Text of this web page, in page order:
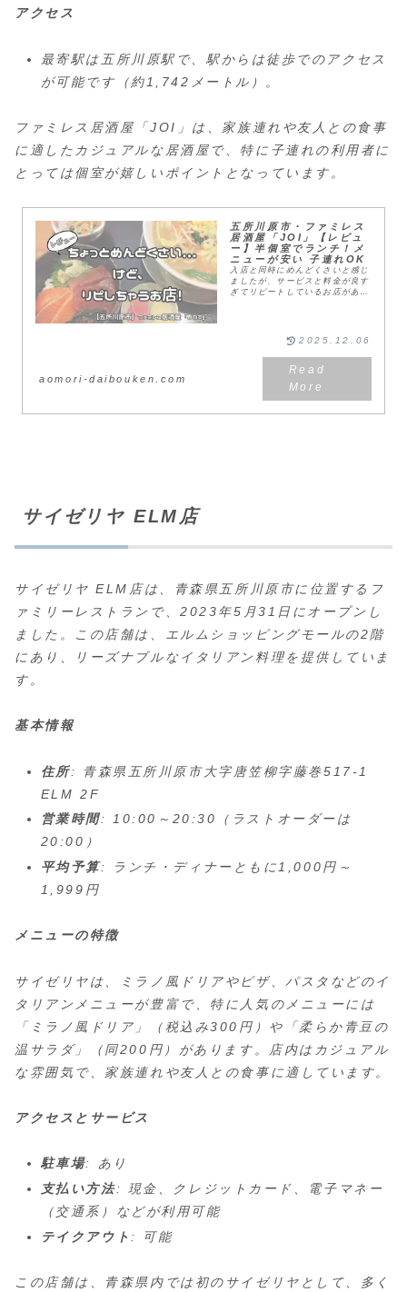
アクセス
最寄駅は五所川原駅で、駅からは徒歩でのアクセス
が可能です（約1,742メートル）。
ファミレス居酒屋「JOI」は、家族連れや友人との食事
に適したカジュアルな居酒屋で、特に子連れの利用者に
とっては個室が嬉しいポイントとなっています。
五所川原市・ファミレス
居酒屋「JOI」【レビュ
ー】半個室でランチ！メ
ニューが安い 子連れOK
入店と同時にめんどくさいと感じ
ましたが、サービスと料金が良す
ぎてリピートしているお店があり
た部分はのちほど紹介し...
aomori-daibouken.com
2025.12.06
サイゼリヤ ELM店
サイゼリヤ ELM店は、青森県五所川原市に位置するフ
ァミリーレストランで、2023年5月31日にオープンし
ました。この店舗は、エルムショッピングモールの2階
にあり、リーズナブルなイタリアン料理を提供していま
す。
基本情報
住所: 青森県五所川原市大字唐笠柳字藤巻517-1
ELM 2F
営業時間: 10:00～20:30（ラストオーダーは
20:00）
平均予算: ランチ・ディナーともに1,000円～
1,999円
メニューの特徴
サイゼリヤは、ミラノ風ドリアやピザ、パスタなどのイ
タリアンメニューが豊富で、特に人気のメニューには
「ミラノ風ドリア」（税込み300円）や「柔らか青豆の
温サラダ」（同200円）があります。店内はカジュアル
な雰囲気で、家族連れや友人との食事に適しています。
アクセスとサービス
駐車場: あり
支払い方法: 現金、クレジットカード、電子マネー
（交通系）などが利用可能
テイクアウト : 可能
この店舗は、青森県内では初のサイゼリヤとして、多く